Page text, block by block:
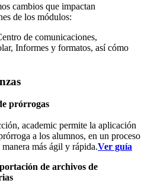
cambios que impactan
de los módulos:
de comunicaciones,
Informes y formatos, así cómo
prórrogas
academic permite la aplicación
a los alumnos, en un proceso
más ágil y rápida.Ver guía
de archivos de